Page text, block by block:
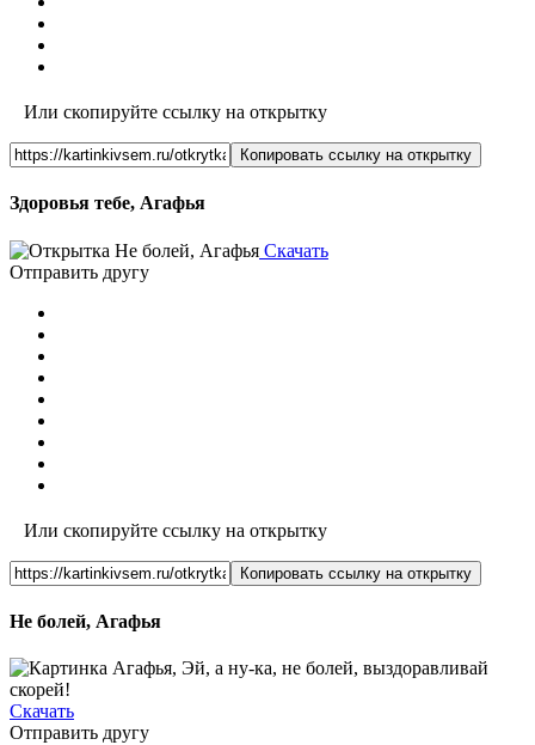
Или скопируйте ссылку на открытку
Копировать ссылку на открытку
Здоровья тебе, Агафья
Скачать
Отправить другу
Или скопируйте ссылку на открытку
Копировать ссылку на открытку
Не болей, Агафья
Скачать
Отправить другу